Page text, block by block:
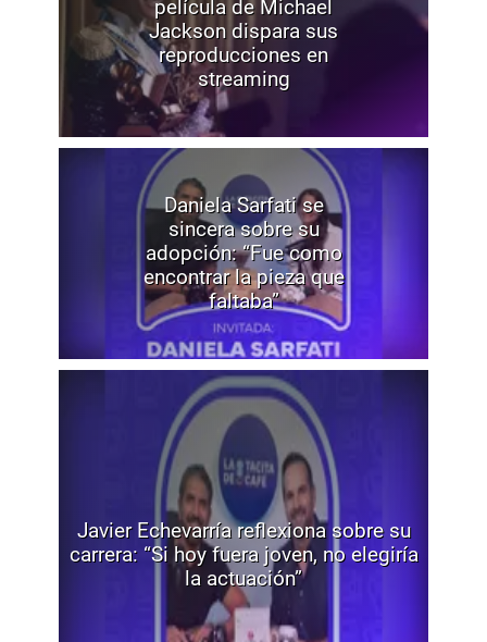
película de Michael
Jackson dispara sus
reproducciones en
streaming
Daniela Sarfati se
sincera sobre su
adopción: “Fue como
encontrar la pieza que
faltaba”
Javier Echevarría reflexiona sobre su
carrera: “Si hoy fuera joven, no elegiría
la actuación”